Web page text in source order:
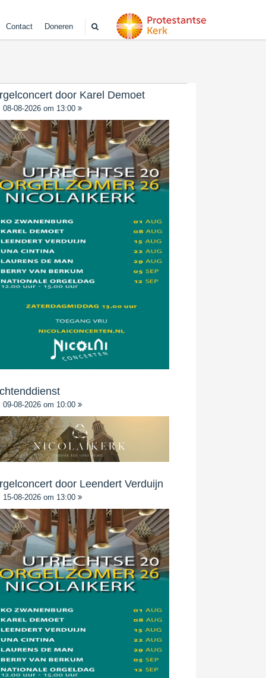
Contact Doneren
door Karel Demoet
08-08-2026 om 13:00
09-08-2026 om 10:00
door Leendert Verduijn
15-08-2026 om 13:00